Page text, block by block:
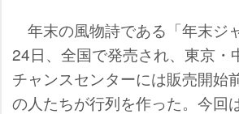
年末の風物詩である「年末ジ
24日、全国で発売され、東京・
チャンスセンターには販売開始
の人たちが行列を作った。今回